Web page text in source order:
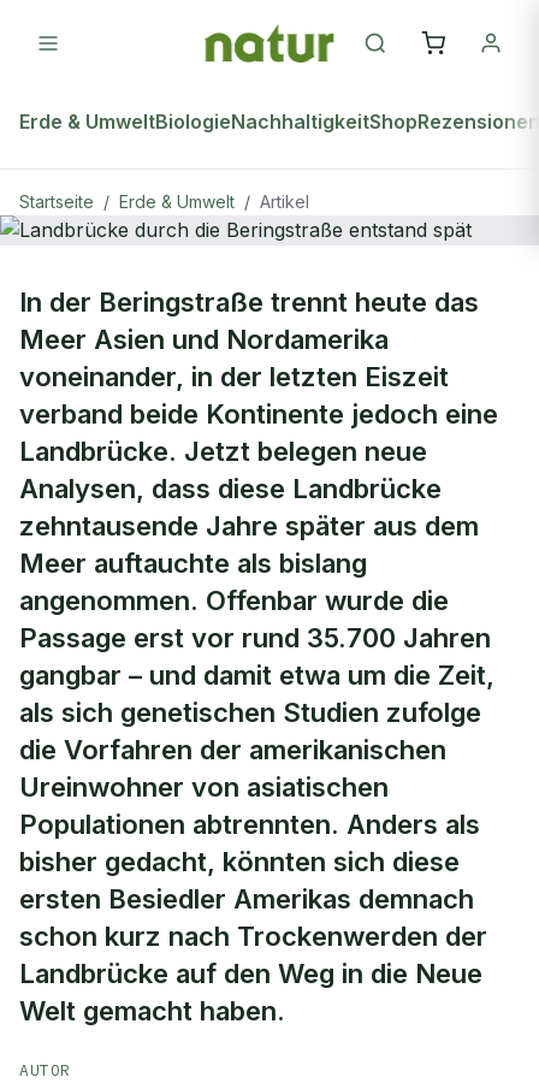
Erde & UmweltBiologieNachhaltigkeitShopRezensionen
Startseite / Erde & Umwelt / Artikel
Landbrücke durch die Beringstraße
entstand spät
In der Beringstraße trennt heute das
Meer Asien und Nordamerika
voneinander, in der letzten Eiszeit
verband beide Kontinente jedoch eine
Landbrücke. Jetzt belegen neue
Analysen, dass diese Landbrücke
zehntausende Jahre später aus dem
Meer auftauchte als bislang
angenommen. Offenbar wurde die
Passage erst vor rund 35.700 Jahren
gangbar – und damit etwa um die Zeit,
als sich genetischen Studien zufolge
die Vorfahren der amerikanischen
Ureinwohner von asiatischen
Populationen abtrennten. Anders als
bisher gedacht, könnten sich diese
ersten Besiedler Amerikas demnach
schon kurz nach Trockenwerden der
Landbrücke auf den Weg in die Neue
Welt gemacht haben.
AUTOR